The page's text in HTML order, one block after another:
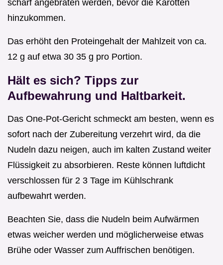
scharf angebraten werden, bevor die Karotten
hinzukommen.
Das erhöht den Proteingehalt der Mahlzeit von ca.
12 g auf etwa 30 35 g pro Portion.
Hält es sich? Tipps zur
Aufbewahrung und Haltbarkeit.
Das One-Pot-Gericht schmeckt am besten, wenn es
sofort nach der Zubereitung verzehrt wird, da die
Nudeln dazu neigen, auch im kalten Zustand weiter
Flüssigkeit zu absorbieren. Reste können luftdicht
verschlossen für 2 3 Tage im Kühlschrank
aufbewahrt werden.
Beachten Sie, dass die Nudeln beim Aufwärmen
etwas weicher werden und möglicherweise etwas
Brühe oder Wasser zum Auffrischen benötigen.